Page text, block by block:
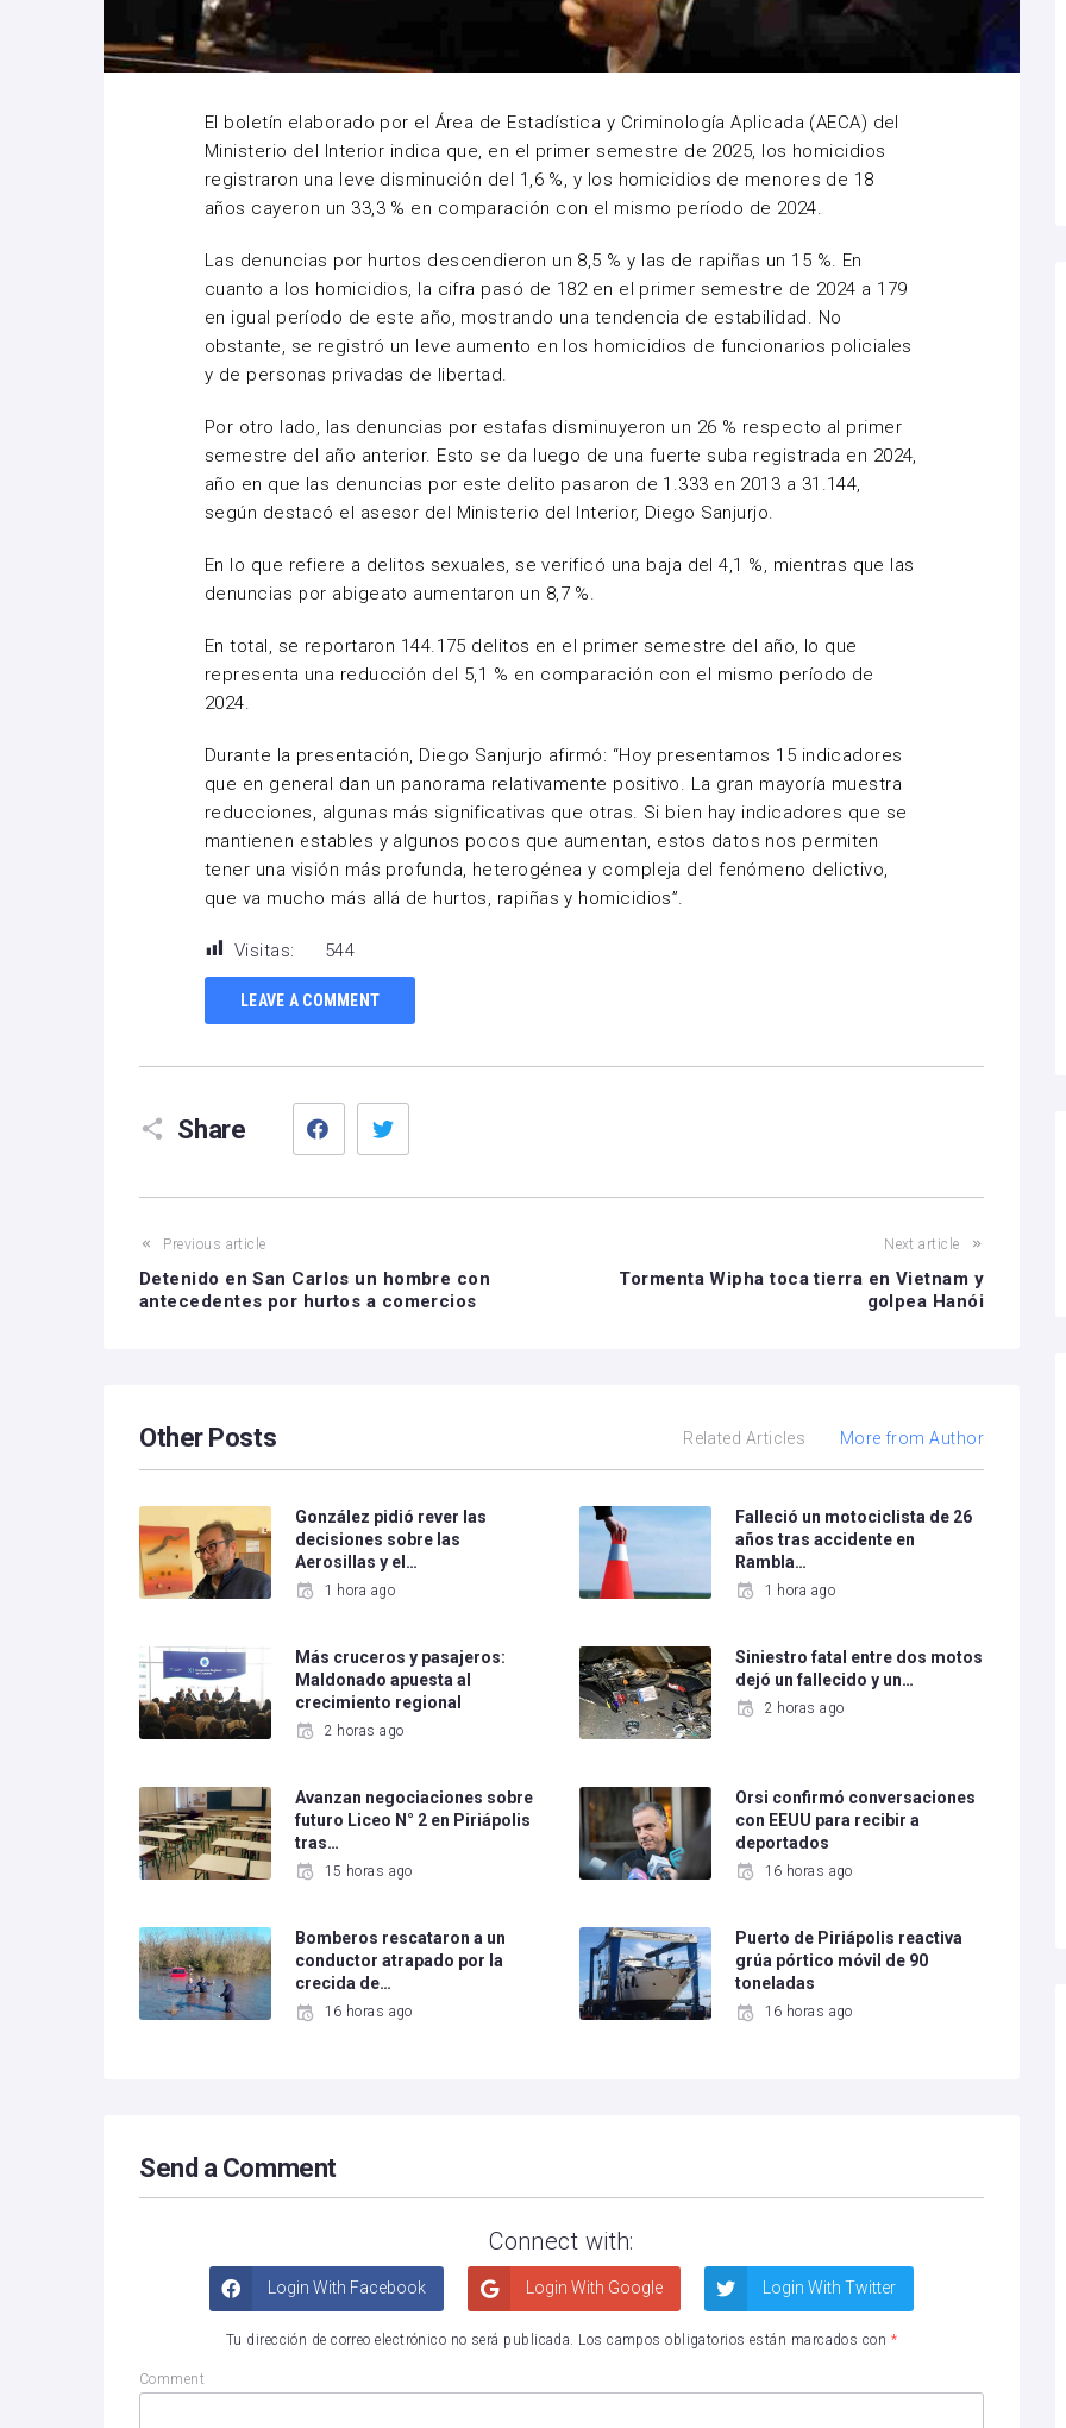
El boletín elaborado por el Área de Estadística y Criminología Aplicada (AECA) del
Ministerio del Interior indica que, en el primer semestre de 2025, los homicidios
registraron una leve disminución del 1,6 %, y los homicidios de menores de 18
años cayeron un 33,3 % en comparación con el mismo período de 2024.
Las denuncias por hurtos descendieron un 8,5 % y las de rapiñas un 15 %. En
cuanto a los homicidios, la cifra pasó de 182 en el primer semestre de 2024 a 179
en igual período de este año, mostrando una tendencia de estabilidad. No
obstante, se registró un leve aumento en los homicidios de funcionarios policiales
y de personas privadas de libertad.
Por otro lado, las denuncias por estafas disminuyeron un 26 % respecto al primer
semestre del año anterior. Esto se da luego de una fuerte suba registrada en 2024,
año en que las denuncias por este delito pasaron de 1.333 en 2013 a 31.144,
según destacó el asesor del Ministerio del Interior, Diego Sanjurjo.
En lo que refiere a delitos sexuales, se verificó una baja del 4,1 %, mientras que las
denuncias por abigeato aumentaron un 8,7 %.
En total, se reportaron 144.175 delitos en el primer semestre del año, lo que
representa una reducción del 5,1 % en comparación con el mismo período de
2024.
Durante la presentación, Diego Sanjurjo afirmó: “Hoy presentamos 15 indicadores
que en general dan un panorama relativamente positivo. La gran mayoría muestra
reducciones, algunas más significativas que otras. Si bien hay indicadores que se
mantienen estables y algunos pocos que aumentan, estos datos nos permiten
tener una visión más profunda, heterogénea y compleja del fenómeno delictivo,
que va mucho más allá de hurtos, rapiñas y homicidios”.
Visitas: 544
LEAVE A COMMENT
Share
Facebook
Previous article
Detenido en San Carlos un hombre con
antecedentes por hurtos a comercios
Next article
Tormenta Wipha toca tierra en Vietnam y
golpea Hanói
Other Posts Related Articles More from Author
González pidió rever las
decisiones sobre las
Aerosillas y el…
1 hora ago
Falleció un motociclista de 26
años tras accidente en
Rambla…
1 hora ago
Más cruceros y pasajeros:
Maldonado apuesta al
crecimiento regional
2 horas ago
Siniestro fatal entre dos motos
dejó un fallecido y un…
2 horas ago
Avanzan negociaciones sobre
futuro Liceo N° 2 en Piriápolis
tras…
15 horas ago
Orsi confirmó conversaciones
con EEUU para recibir a
deportados
16 horas ago
Bomberos rescataron a un
conductor atrapado por la
crecida de…
16 horas ago
Puerto de Piriápolis reactiva
grúa pórtico móvil de 90
toneladas
16 horas ago
Send a Comment
Connect with:
Login With Facebook Login With Google Login With Twitter
Tu dirección de correo electrónico no será publicada. Los campos obligatorios están marcados con *
Comment